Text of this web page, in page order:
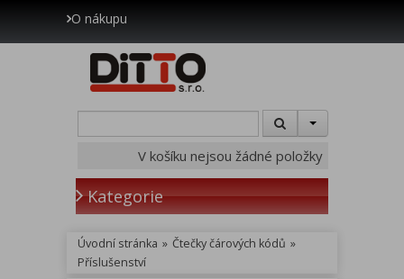
O nákupu
V košíku nejsou žádné položky
Kategorie
Úvodní stránka » Čtečky čárových kódů »
Příslušenství